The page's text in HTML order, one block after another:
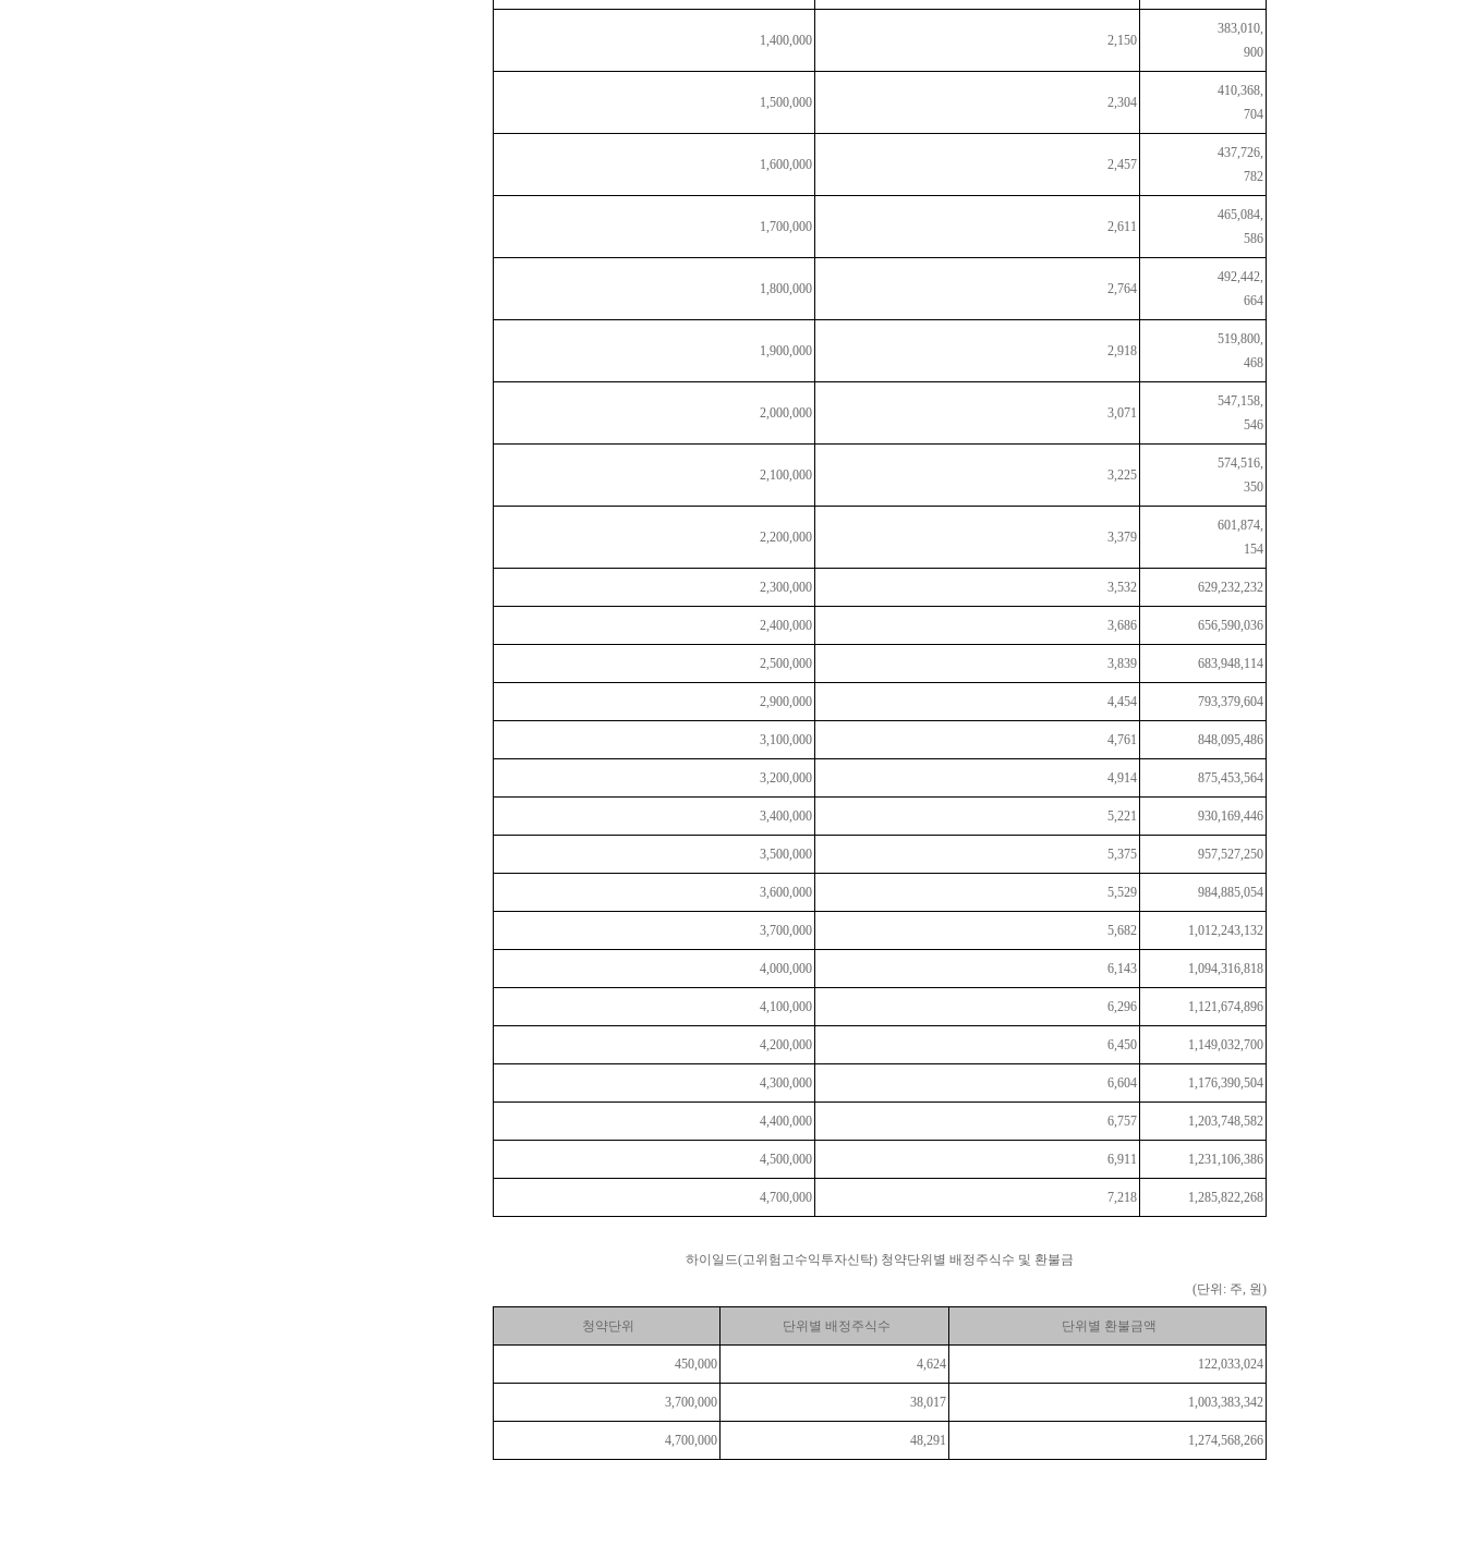
1,400,000 2,150
383,010,
900
1,500,000 2,304
410,368,
704
1,600,000 2,457
437,726,
782
1,700,000 2,611
465,084,
586
1,800,000 2,764
492,442,
664
1,900,000 2,918
519,800,
468
2,000,000 3,071
547,158,
546
2,100,000 3,225
574,516,
350
2,200,000 3,379
601,874,
154
2,300,000 3,532 629,232,232
2,400,000 3,686 656,590,036
2,500,000 3,839 683,948,114
2,900,000 4,454 793,379,604
3,100,000 4,761 848,095,486
3,200,000 4,914 875,453,564
3,400,000 5,221 930,169,446
3,500,000 5,375 957,527,250
3,600,000 5,529 984,885,054
3,700,000 5,682 1,012,243,132
4,000,000 6,143 1,094,316,818
4,100,000 6,296 1,121,674,896
4,200,000 6,450 1,149,032,700
4,300,000 6,604 1,176,390,504
4,400,000 6,757 1,203,748,582
4,500,000 6,911 1,231,106,386
4,700,000 7,218 1,285,822,268
하이일드(고위험고수익투자신탁) 청약단위별 배정주식수 및 환불금
(단위: 주, 원)
청약단위 단위별 배정주식수 단위별 환불금액
450,000 4,624 122,033,024
3,700,000 38,017 1,003,383,342
4,700,000 48,291 1,274,568,266